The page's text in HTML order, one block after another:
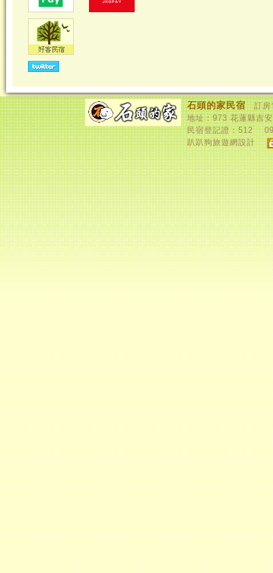
石頭的家民宿
訂房
地址：973花蓮縣吉
民宿登記證：512
趴趴狗旅遊網設計